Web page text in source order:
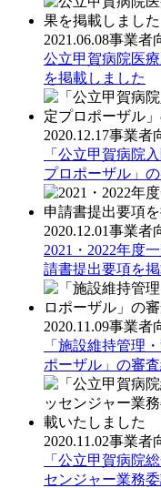
2021.06.08事業者
公立甲賀病院医
を掲載しました
2020.12.17事業者
「公立甲賀病院
プロポーザル」
2020.12.01事業者
2021・2022年度
請書提出要項を
2020.11.09事業者
「施設維持管理
ポーザル」の審
2020.11.02事業者
「公立甲賀病院
センジャー業務